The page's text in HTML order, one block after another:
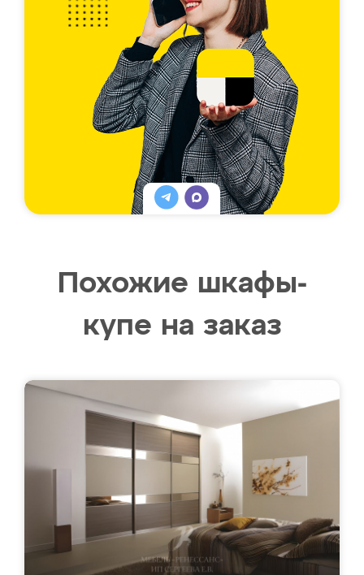
Похожие шкафы-
купе на заказ